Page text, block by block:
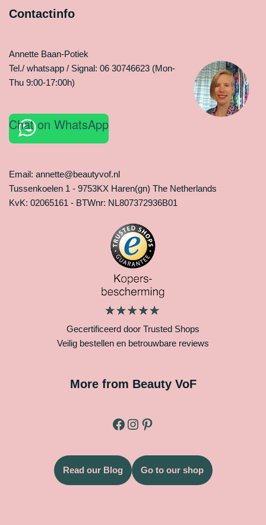
Contactinfo
Annette Baan-Potiek
Tel./ whatsapp / Signal: 06 30746623 (Mon-
Thu 9:00-17:00h)
Chat on WhatsApp
Email: annette@beautyvof.nl
Tussenkoelen 1 - 9753KX Haren(gn) The Netherlands
KvK: 02065161 - BTWnr: NL807372936B01
Gecertificeerd door Trusted Shops
Veilig bestellen en betrouwbare reviews
More from Beauty VoF
Read our Blog Go to our shop